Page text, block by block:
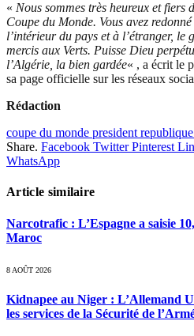
« Nous sommes très heureux et
Coupe du Monde. Vous avez
l’intérieur du pays et à l’étranger, le
mercis aux Verts. Puisse Dieu
l’Algérie, la bien gardée« , a écrit le
sa page officielle sur les réseaux
Rédaction
coupe du monde president
Share. Facebook Twitter Pinterest
WhatsApp
Article similaire
Narcotrafic : L’Espagne a saisie
Maroc
8 AOÛT 2026
Kidnapee au Niger : L’Allemand
les services de la Sécurité de